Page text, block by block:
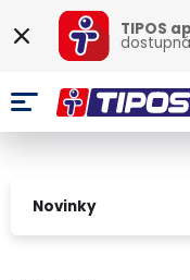
TIPOS
Novinky